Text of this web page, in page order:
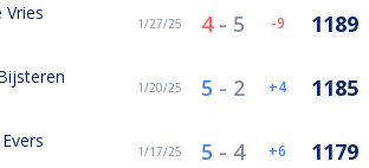
Vries
1/27/25 4- 5 -9 1189
1/20/25 5 - 2 4 1185
1/17/25 5 - 4 6 1179